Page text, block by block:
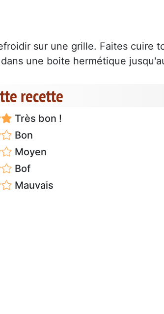
sur une grille. Faites cuire
une boite hermétique
recette
Très bon !
Bon
Moyen
Bof
Mauvais